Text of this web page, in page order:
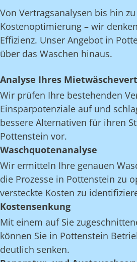
Von Vertragsanalysen bis hin zu
Kostenoptimierung – wir
Effizienz. Unser Angebot in
über das Waschen hinaus.
Analyse Ihres
Wir prüfen Ihre bestehenden
Einsparpotenziale auf und
bessere Alternativen für ihren
Pottenstein vor.
Waschquotenanalyse
Wir ermitteln Ihre genauen
die Prozesse in Pottenstein zu
versteckte Kosten zu
Kostensenkung
Mit einem auf Sie
können Sie in Pottenstein
deutlich senken.